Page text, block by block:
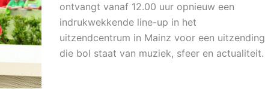
ontvangt vanaf 12.00 uur opnieuw een
indrukwekkende line-up in het
uitzendcentrum in Mainz voor een uitzending
die bol staat van muziek, sfeer en actualiteit.